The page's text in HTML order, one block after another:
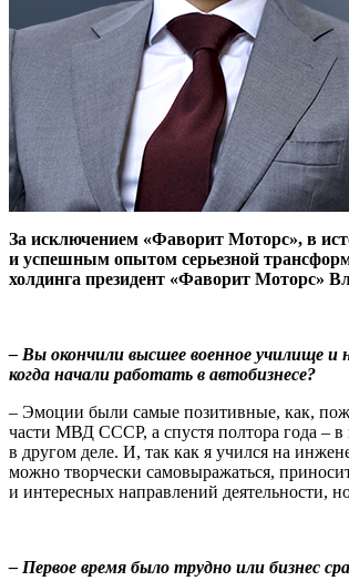
За исключением «Фаворит Моторс», в
и успешным опытом серьезной
холдинга президент «Фаворит Моторс»
– Вы окончили высшее военное училище и
когда начали работать в автобизнесе?
– Эмоции были самые позитивные, как,
части МВД СССР, а спустя полтора года –
в другом деле. И, так как я учился на
можно творчески самовыражаться,
и интересных направлений деятельности,
– Первое время было трудно или бизнес